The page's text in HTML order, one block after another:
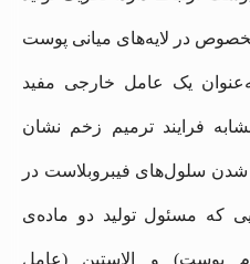
در لایه‌های میانی پوست
یک عامل خارجی مفید
فرایند ترمیم زخم نشان
سلول‌های فیبروبلاست در
که مسئول تولید دو ماده‌ی
پوست) و الاستین (عامل